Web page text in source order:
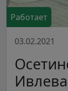
Работает
03.02.2021